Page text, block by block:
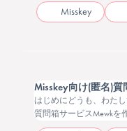
Misskey
Misskey向け(匿名)
はじめにどうも、わた
質問箱サービスMewkを